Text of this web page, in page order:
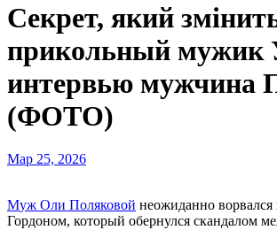
Секрет, який
прикольный мужик
интервью мужчина
(ФОТО)
Мар 25, 2026
Муж Оли Поляковой неожиданно ворвался
Гордоном, который обернулся скандалом